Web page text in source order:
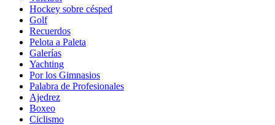
Hockey sobre césped
Golf
Recuerdos
Pelota a Paleta
Galerías
Yachting
Por los Gimnasios
Palabra de Profesionales
Ajedrez
Boxeo
Ciclismo